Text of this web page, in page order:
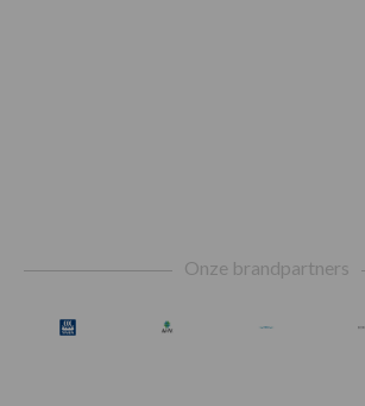
Onze brandpartners